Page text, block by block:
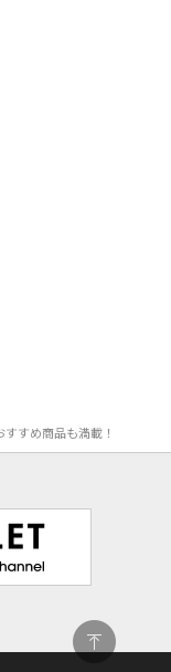
すめ商品も満載！